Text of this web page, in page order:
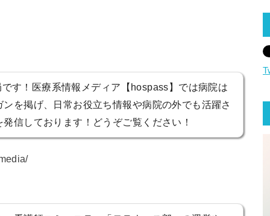
す！医療系情報メディア【hospass】では病院は
を掲げ、日常お役立ち情報や病院の外でも活躍さ
信しております！どうぞご覧ください！